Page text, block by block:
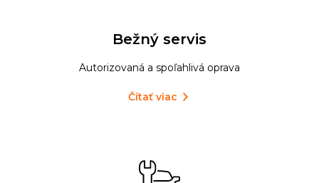
Bežný servis
Autorizovaná a spoľahlivá oprava
Čítať viac